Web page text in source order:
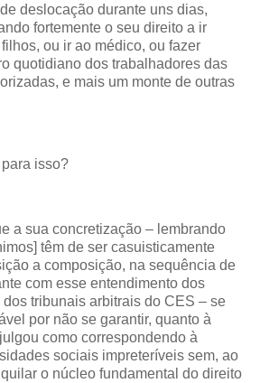
deslocação durante uns dias,
fortemente o seu direito a ir
ou ir ao médico, ou fazer
quotidiano dos trabalhadores das
e mais um monte de outras
isso?
a sua concretização – lembrando
têm de ser casuisticamente
a composição, na sequência de
com esse entendimento dos
tribunais arbitrais do CES – se
por não se garantir, quanto à
como correspondendo à
sociais impreteríveis sem, ao
o núcleo fundamental do direito